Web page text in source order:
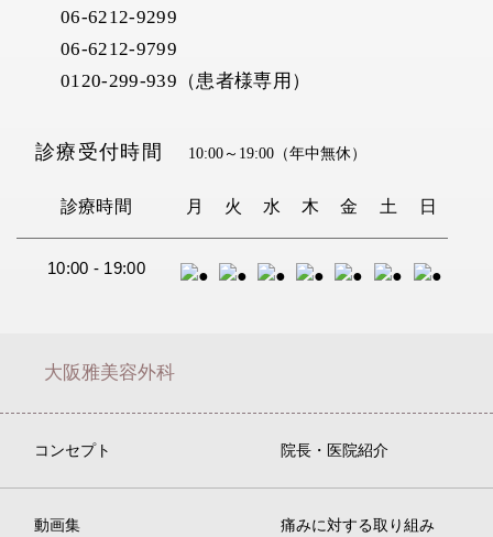
06-6212-9299
06-6212-9799
0120-299-939（患者様専用）
診療受付時間 10:00～19:00 （年中無休）
診療時間 月 火 水 木 金 土 日
10:00 - 19:00
大阪雅美容外科
コンセプト 院長・医院紹介
動画集 痛みに対する取り組み